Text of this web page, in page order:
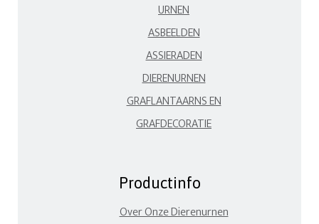
URNEN
ASBEELDEN
ASSIERADEN
DIERENURNEN
GRAFLANTAARNS EN
GRAFDECORATIE
Productinfo
Over Onze Dierenurnen